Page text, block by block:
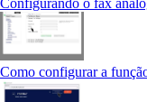
Configurando o fax
Como configurar a